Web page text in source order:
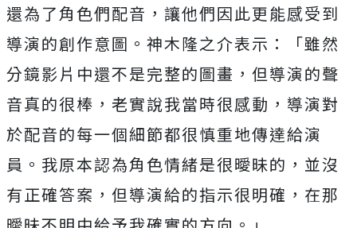
還為了角色們配音， 讓他們因此更能感受到
導演的創作意圖。神木隆之介表示：「雖然
分鏡影片中還不是完整的圖畫，但導演的聲
音真的很棒， 老實說我當時很感動， 導演對
於配音的每一個細節都很慎重地傳達給演
員。 我原本認為角色情緒是很曖昧的，並沒
有正確答案， 但導演給的指示很明確，在那